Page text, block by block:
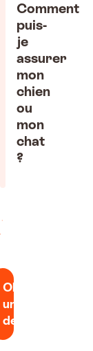
Comment
puis-
je
assurer
mon
chien
ou
mon
chat
?
Obtenir
un
devis